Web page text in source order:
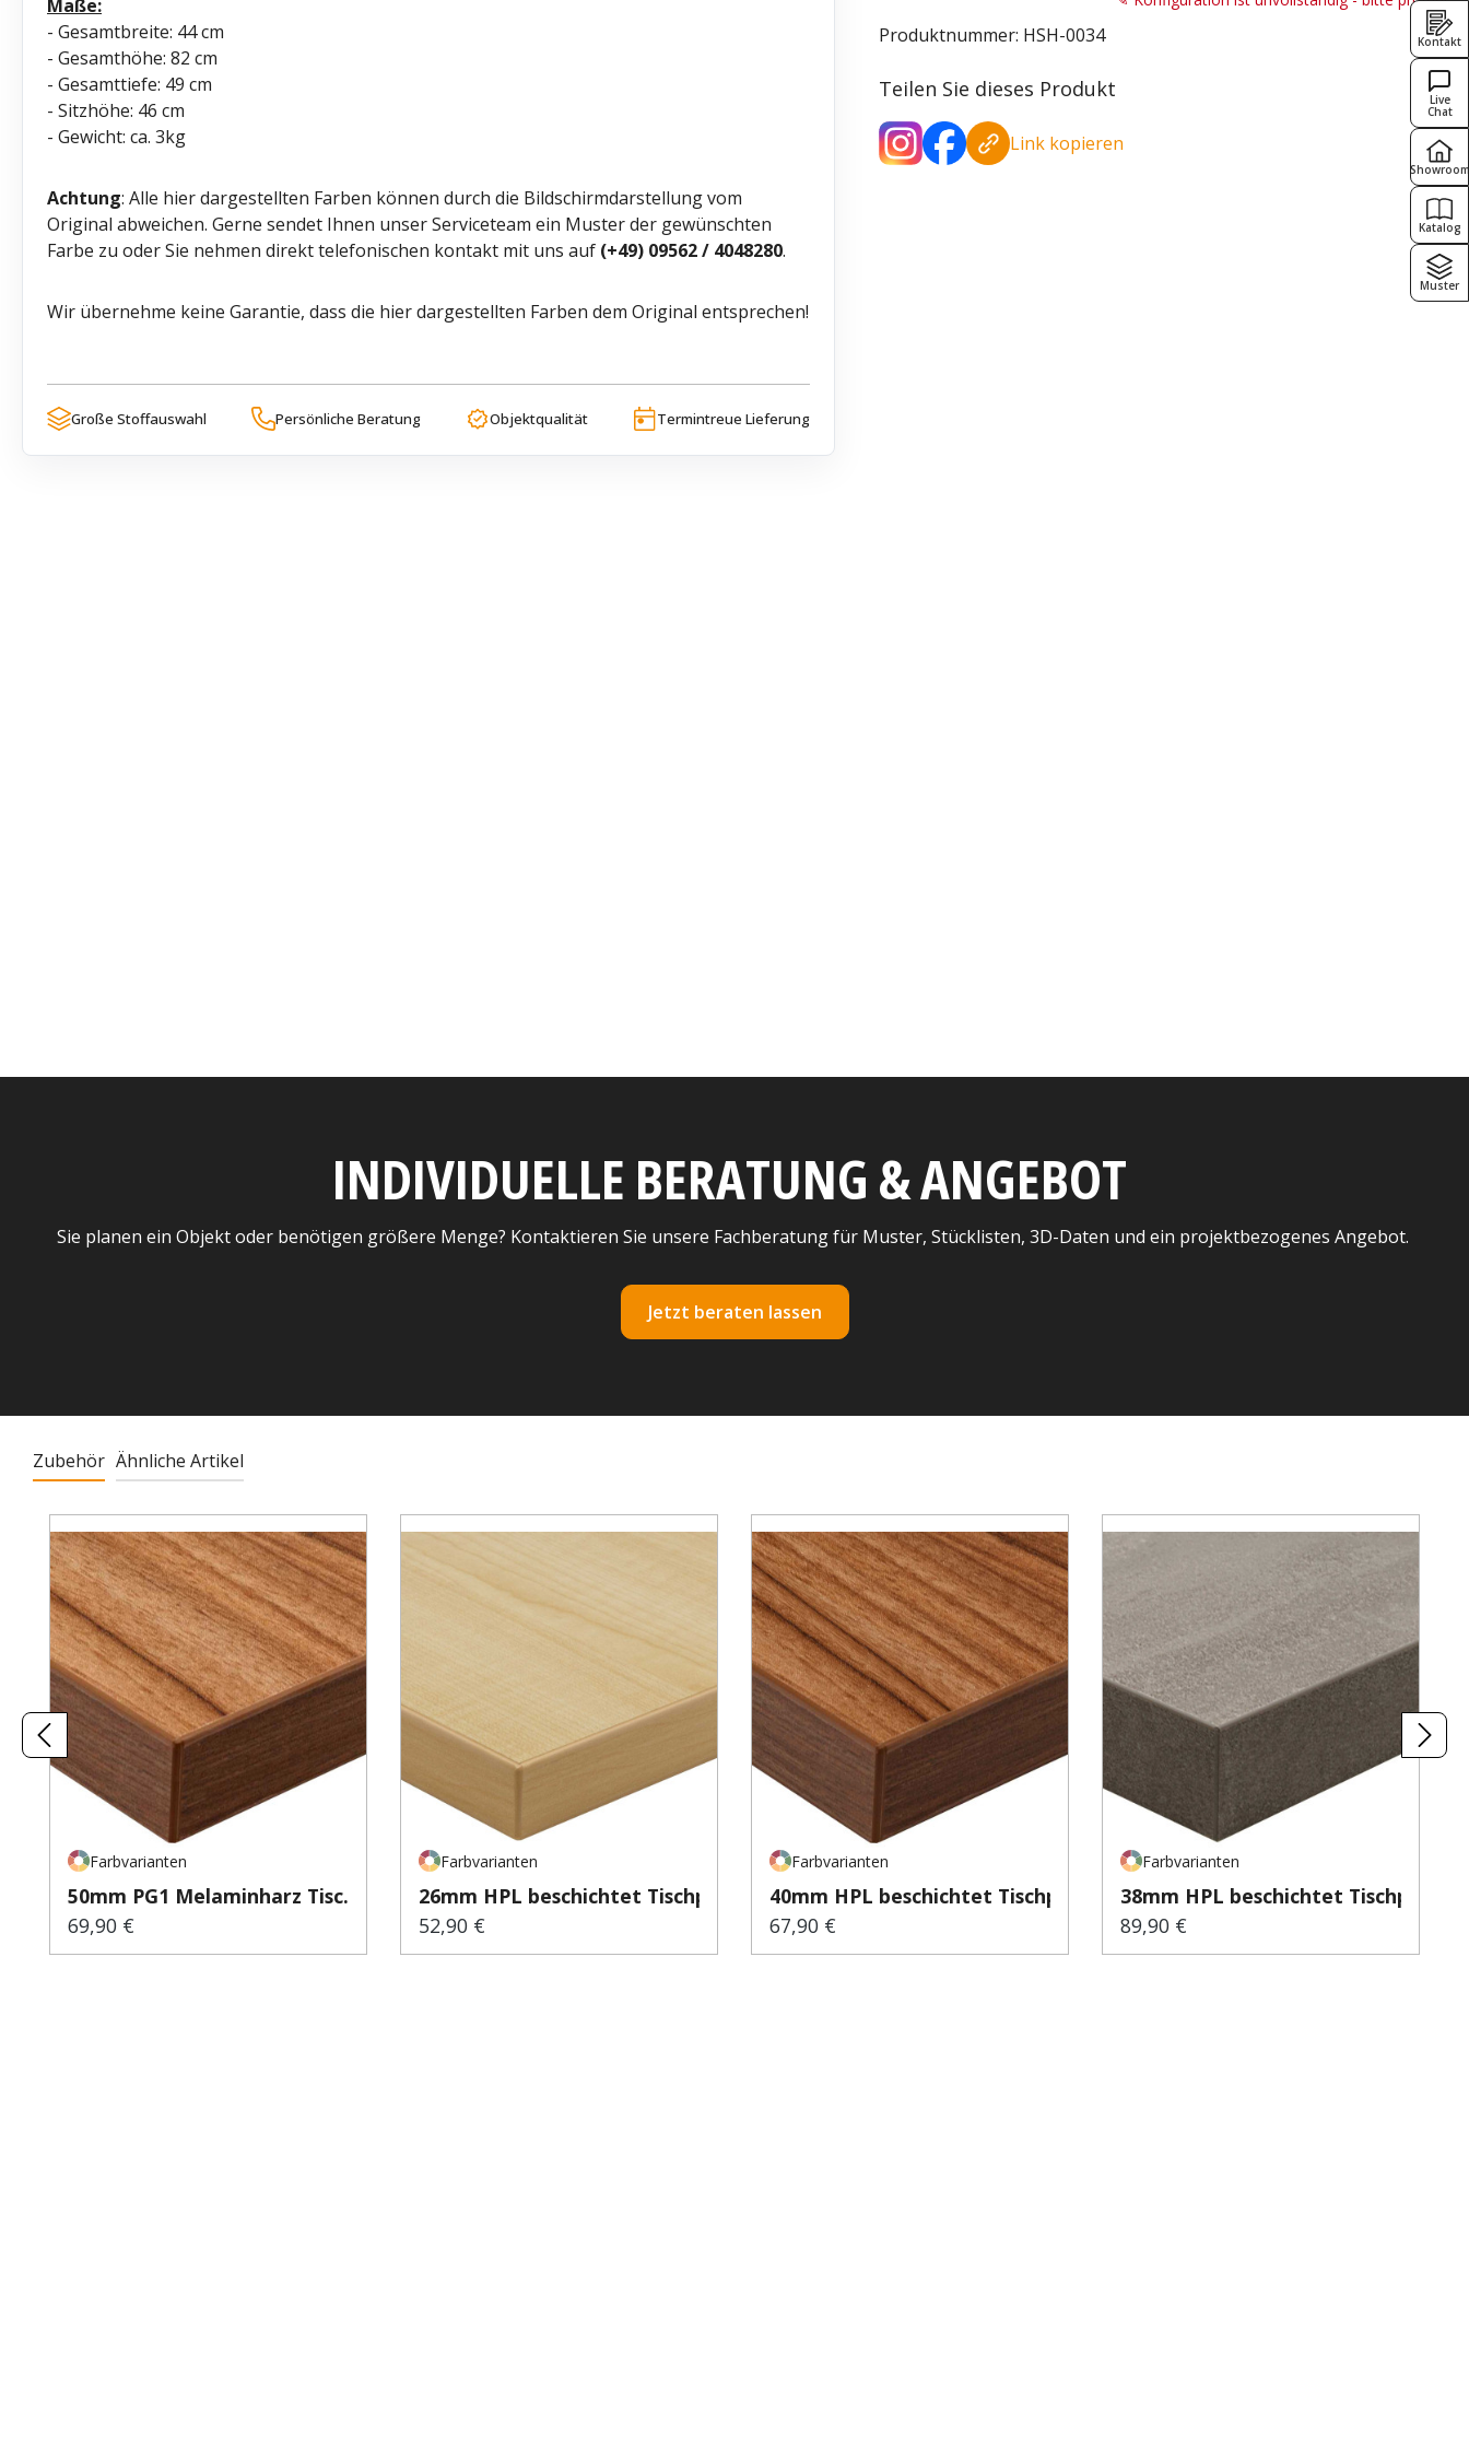
Produktnummer: HSH-0034
Teilen Sie dieses Produkt
Link kopieren
Maße:
- Gesamtbreite: 44 cm
- Gesamthöhe: 82 cm
- Gesamttiefe: 49 cm
- Sitzhöhe: 46 cm
- Gewicht: ca. 3kg
Achtung: Alle hier dargestellten Farben können durch die Bildschirmdarstellung vom
Original abweichen. Gerne sendet Ihnen unser Serviceteam ein Muster der gewünschten
Farbe zu oder Sie nehmen direkt telefonischen kontakt mit uns auf (+49) 09562 / 4048280.
Wir übernehme keine Garantie, dass die hier dargestellten Farben dem Original entsprechen!
Große Stoffauswahl Persönliche Beratung Objektqualität Termintreue Lieferung
INDIVIDUELLE BERATUNG & ANGEBOT
Sie planen ein Objekt oder benötigen größere Menge? Kontaktieren Sie unsere Fachberatung für Muster, Stücklisten, 3D-Daten und ein projektbezogenes Angebot.
Jetzt beraten lassen
Zubehör Ähnliche Artikel
Produktgalerie überspringen
Farbvarianten
50mm PG1 Melaminharz Tisc...
Regulärer Preis:
69,90 €
Farbvarianten
26mm HPL beschichtet Tischp...
Regulärer Preis:
52,90 €
Farbvarianten
40mm HPL beschichtet Tischp...
Regulärer Preis:
67,90 €
Farbvarianten
38mm HPL beschichtet Tischp...
Regulärer Preis:
89,90 €
Kontakt
Live
Chat
Showroom
Katalog
Muster